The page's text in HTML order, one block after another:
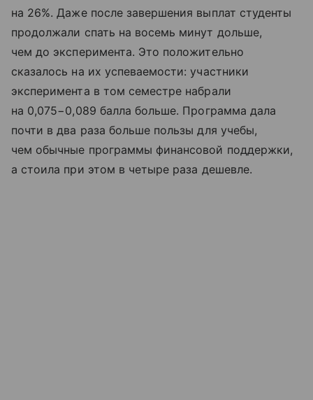
на 26%. Даже после завершения выплат студенты
продолжали спать на восемь минут дольше,
чем до эксперимента. Это положительно
сказалось на их успеваемости: участники
эксперимента в том семестре набрали
на 0,075−0,089 балла больше. Программа дала
почти в два раза больше пользы для учебы,
чем обычные программы финансовой поддержки,
а стоила при этом в четыре раза дешевле.